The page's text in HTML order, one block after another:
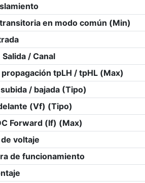
en modo común (Min)
/ Canal
tpLH / tpHL (Max)
/ bajada (Tipo)
(Vf) (Tipo)
Forward (If) (Max)
voltaje
de funcionamiento